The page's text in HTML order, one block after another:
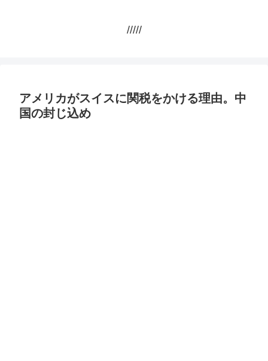
/////
アメリカがスイスに関税をかける理由。中
国の封じ込め